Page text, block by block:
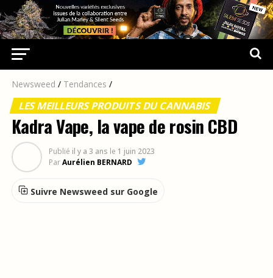
Newsweed / Tendances /
LES MEILLEURS PRODUITS DU CANNABIS
Kadra Vape, la vape de rosin CBD
Publié il y a 3 ans le 1 juin 2023
ParAurélien BERNARD
Suivre Newsweed sur Google